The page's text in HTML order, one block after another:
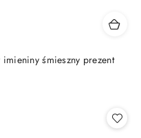
śmieszny prezent